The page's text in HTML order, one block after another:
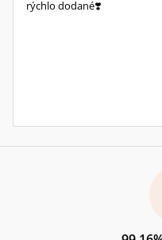
rýchlo dodané❣️